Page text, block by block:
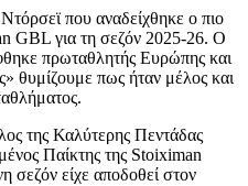
που αναδείχθηκε ο πιο
GBL για τη σεζόν 2025-26. Ο
πρωταθλητής Ευρώπης και
θυμίζουμε πως ήταν μέλος και
της Καλύτερης Πεντάδας
Παίκτης της Stoiximan
σεζόν είχε αποδοθεί στον